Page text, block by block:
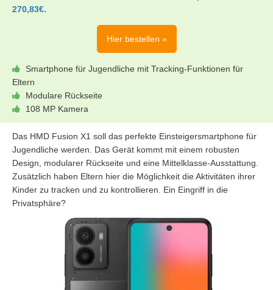
270,83€.
Hier bestellen »
Smartphone für Jugendliche mit Tracking-Funktionen für
Eltern
Modulare Rückseite
108 MP Kamera
Das HMD Fusion X1 soll das perfekte Einsteigersmartphone für
Jugendliche werden. Das Gerät kommt mit einem robusten
Design, modularer Rückseite und eine Mittelklasse-Ausstattung.
Zusätzlich haben Eltern hier die Möglichkeit die Aktivitäten ihrer
Kinder zu tracken und zu kontrollieren. Ein Eingriff in die
Privatsphäre?